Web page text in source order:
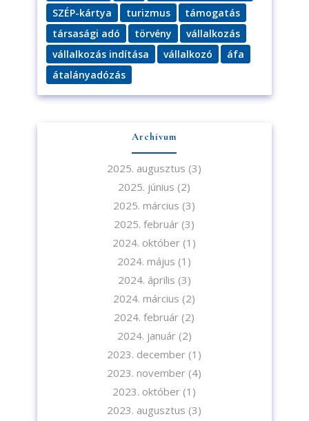
SZÉP-kártya
turizmus
támogatás
társasági adó
törvény
vállalkozás
vállalkozás indítása
vállalkozó
áfa
átalányadózás
Archívum
2025. augusztus (3)
2025. június (2)
2025. március (3)
2025. február (3)
2024. október (1)
2024. május (1)
2024. április (3)
2024. március (2)
2024. február (2)
2024. január(2)
2023. december (1)
2023. november (4)
2023. október (1)
2023. augusztus (3)